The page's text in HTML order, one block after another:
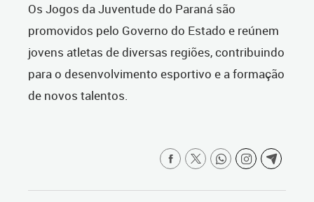
Os Jogos da Juventude do Paraná são
promovidos pelo Governo do Estado e reúnem
jovens atletas de diversas regiões, contribuindo
para o desenvolvimento esportivo e a formação
de novos talentos.